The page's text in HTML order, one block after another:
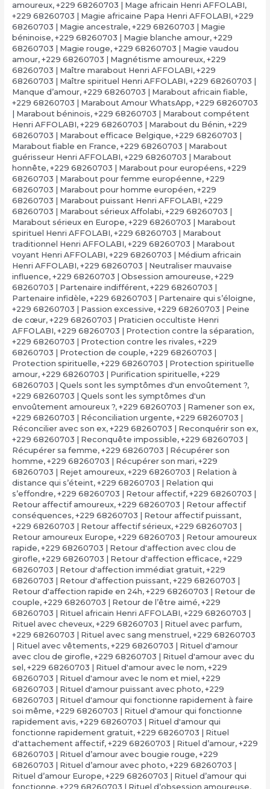
amoureux, +229 68260703 | Mage africain Henri AFFOLABI,
+229 68260703 | Magie africaine Papa Henri AFFOLABI, +229
68260703 | Magie ancestrale, +229 68260703 | Magie
béninoise, +229 68260703 | Magie blanche amour, +229
68260703 | Magie rouge, +229 68260703 | Magie vaudou
amour, +229 68260703 | Magnétisme amoureux, +229
68260703 | Maître marabout Henri AFFOLABI, +229
68260703 | Maître spirituel Henri AFFOLABI, +229 68260703 |
Manque d’amour, +229 68260703 | Marabout africain fiable,
+229 68260703 | Marabout Amour WhatsApp, +229 68260703
| Marabout béninois, +229 68260703 | Marabout compétent
Henri AFFOLABI, +229 68260703 | Marabout du Bénin, +229
68260703 | Marabout efficace Belgique, +229 68260703 |
Marabout fiable en France, +229 68260703 | Marabout
guérisseur Henri AFFOLABI, +229 68260703 | Marabout
honnête, +229 68260703 | Marabout pour européens, +229
68260703 | Marabout pour femme européenne, +229
68260703 | Marabout pour homme européen, +229
68260703 | Marabout puissant Henri AFFOLABI, +229
68260703 | Marabout sérieux Affolabi, +229 68260703 |
Marabout sérieux en Europe, +229 68260703 | Marabout
spirituel Henri AFFOLABI, +229 68260703 | Marabout
traditionnel Henri AFFOLABI, +229 68260703 | Marabout
voyant Henri AFFOLABI, +229 68260703 | Médium africain
Henri AFFOLABI, +229 68260703 | Neutraliser mauvaise
influence, +229 68260703 | Obsession amoureuse, +229
68260703 | Partenaire indifférent, +229 68260703 |
Partenaire infidèle, +229 68260703 | Partenaire qui s’éloigne,
+229 68260703 | Passion excessive, +229 68260703 | Peine
de cœur, +229 68260703 | Praticien occultiste Henri
AFFOLABI, +229 68260703 | Protection contre la séparation,
+229 68260703 | Protection contre les rivales, +229
68260703 | Protection de couple, +229 68260703 |
Protection spirituelle, +229 68260703 | Protection spirituelle
amour, +229 68260703 | Purification spirituelle, +229
68260703 | Quels sont les symptômes d'un envoûtement ?,
+229 68260703 | Quels sont les symptômes d'un
envoûtement amoureux ?, +229 68260703 | Ramener son ex,
+229 68260703 | Réconciliation urgente, +229 68260703 |
Réconcilier avec son ex, +229 68260703 | Reconquérir son ex,
+229 68260703 | Reconquête impossible, +229 68260703 |
Récupérer sa femme, +229 68260703 | Récupérer son
homme, +229 68260703 | Récupérer son mari, +229
68260703 | Rejet amoureux, +229 68260703 | Relation à
distance qui s’éteint, +229 68260703 | Relation qui
s’effondre, +229 68260703 | Retour affectif, +229 68260703 |
Retour affectif amoureux, +229 68260703 | Retour affectif
conséquences, +229 68260703 | Retour affectif puissant,
+229 68260703 | Retour affectif sérieux, +229 68260703 |
Retour amoureux Europe, +229 68260703 | Retour amoureux
rapide, +229 68260703 | Retour d'affection avec clou de
girofle, +229 68260703 | Retour d'affection efficace, +229
68260703 | Retour d'affection immédiat gratuit, +229
68260703 | Retour d'affection puissant, +229 68260703 |
Retour d'affection rapide en 24h, +229 68260703 | Retour de
couple, +229 68260703 | Retour de l’être aimé, +229
68260703 | Rituel africain Henri AFFOLABI, +229 68260703 |
Rituel avec cheveux, +229 68260703 | Rituel avec parfum,
+229 68260703 | Rituel avec sang menstruel , +229 68260703
| Rituel avec vêtements, +229 68260703 | Rituel d'amour
avec clou de girofle, +229 68260703 | Rituel d'amour avec du
sel , +229 68260703 | Rituel d'amour avec le nom, +229
68260703 | Rituel d'amour avec le nom et miel , +229
68260703 | Rituel d'amour puissant avec photo, +229
68260703 | Rituel d'amour qui fonctionne rapidement à faire
soi même, +229 68260703 | Rituel d'amour qui fonctionne
rapidement avis, +229 68260703 | Rituel d'amour qui
fonctionne rapidement gratuit, +229 68260703 | Rituel
d'attachement affectif, +229 68260703 | Rituel d’amour, +229
68260703 | Rituel d’amour avec bougie rouge, +229
68260703 | Rituel d’amour avec photo, +229 68260703 |
Rituel d’amour Europe, +229 68260703 | Rituel d’amour qui
fonctionne, +229 68260703 | Rituel d’obsession amoureuse,